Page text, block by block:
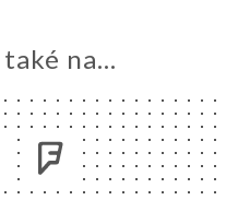
na...